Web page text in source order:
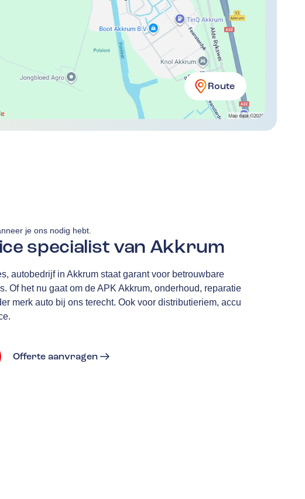
Route
specialist van Akkrum
je ons nodig hebt.
autobedrijf in Akkrum staat garant voor betrouwbare
Of het nu gaat om de APK Akkrum, onderhoud, reparatie
merk auto bij ons terecht. Ook voor distributieriem, accu
Offerte aanvragen